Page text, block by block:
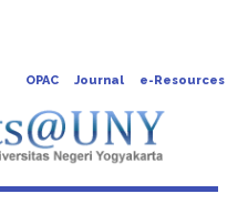
OPAC Journal e-Resources